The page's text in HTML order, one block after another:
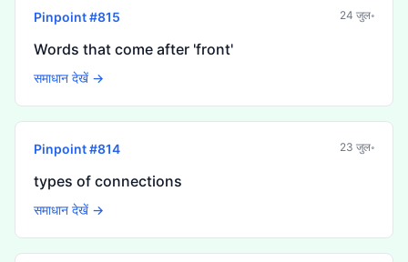
Pinpoint #815 24 जुल॰
Words that come after 'front'
समाधान देखें →
Pinpoint #814 23 जुल॰
types of connections
समाधान देखें →